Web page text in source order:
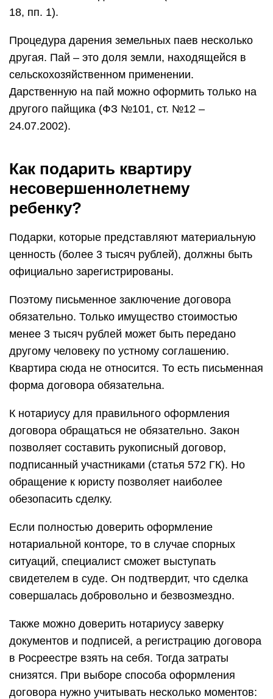
18, пп. 1).
Процедура дарения земельных паев несколько
другая. Пай – это доля земли, находящейся в
сельскохозяйственном применении.
Дарственную на пай можно оформить только на
другого пайщика (ФЗ №101, ст. №12 –
24.07.2002).
Как подарить квартиру
несовершеннолетнему
ребенку?
Подарки, которые представляют материальную
ценность (более 3 тысяч рублей), должны быть
официально зарегистрированы.
Поэтому письменное заключение договора
обязательно. Только имущество стоимостью
менее 3 тысяч рублей может быть передано
другому человеку по устному соглашению.
Квартира сюда не относится. То есть письменная
форма договора обязательна.
К нотариусу для правильного оформления
договора обращаться не обязательно. Закон
позволяет составить рукописный договор,
подписанный участниками (статья 572 ГК). Но
обращение к юристу позволяет наиболее
обезопасить сделку.
Если полностью доверить оформление
нотариальной конторе, то в случае спорных
ситуаций, специалист сможет выступать
свидетелем в суде. Он подтвердит, что сделка
совершалась добровольно и безвозмездно.
Также можно доверить нотариусу заверку
документов и подписей, а регистрацию договора
в Росреестре взять на себя. Тогда затраты
снизятся. При выборе способа оформления
договора нужно учитывать несколько моментов: